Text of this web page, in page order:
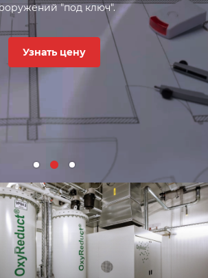
"под ключ".
Узнать цену